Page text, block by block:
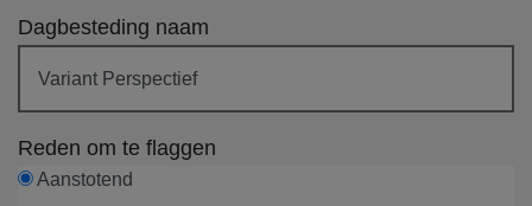
Dagbesteding naam
Reden om te flaggen
Aanstotend